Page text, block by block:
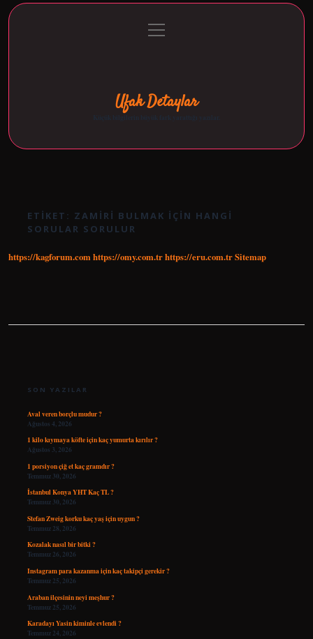
Gizlilik Politikası
menüyü
aç
Ufak Detaylar
Küçük bilgilerin büyük fark yarattığı yazılar.
ETIKET: ZAMIRI BULMAK IÇIN HANGI
SORULAR SORULUR
https://kagforum.com https://omy.com.trhttps://eru.com.trSitemap
SON YAZILAR
Aval veren borçlu mudur ?
Ağustos 4, 2026
1 kilo kıymaya köfte için kaç yumurta kırılır ?
Ağustos 3, 2026
1 porsiyon çiğ et kaç gramdır ?
Temmuz 30, 2026
İstanbul Konya YHT Kaç TL ?
Temmuz 30, 2026
Stefan Zweig korku kaç yaş için uygun ?
Temmuz 28, 2026
Kozalak nasıl bir bitki ?
Temmuz 26, 2026
Instagram para kazanma için kaç takipçi gerekir ?
Temmuz 25, 2026
Araban ilçesinin neyi meşhur ?
Temmuz 25, 2026
Karadayı Yasin kiminle evlendi ?
Temmuz 24, 2026